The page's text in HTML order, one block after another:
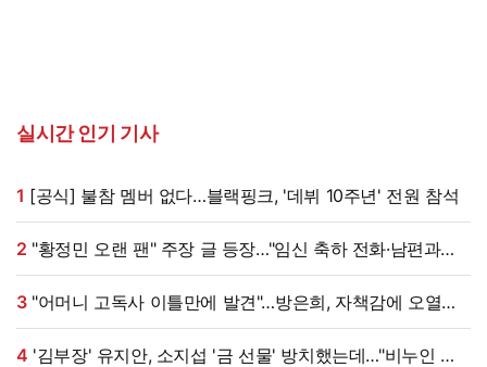
실시간 인기 기사
1 [공식] 불참 멤버 없다…블랙핑크, '데뷔 10주년' 전원 참석
2
식사도" 온라인 확산 [엑's 이슈]
3"어머니 고독사 이틀만에 발견"…방은희, 자책감에 오열
(특종세상)[전일야화]
4